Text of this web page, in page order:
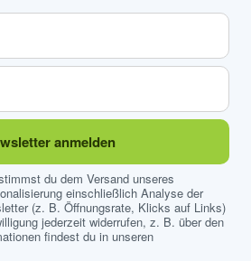
anmelden
du dem Versand unseres
einschließlich Analyse der
(z. B. Öffnungsrate, Klicks auf Links)
jederzeit widerrufen, z. B. über den
findest du in unseren